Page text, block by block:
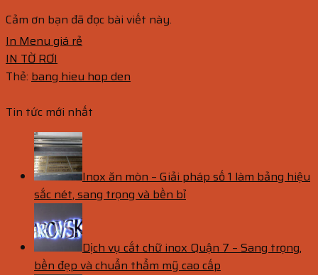
Cảm ơn bạn đã đọc bài viết này.
In Menu giá rẻ
IN TỜ RƠI
Thẻ: bang hieu hop den
Tin tức mới nhất
Inox ăn mòn – Giải pháp số 1 làm bảng hiệu
sắc nét, sang trọng và bền bỉ
Dịch vụ cắt chữ inox Quận 7 – Sang trọng,
bền đẹp và chuẩn thẩm mỹ cao cấp